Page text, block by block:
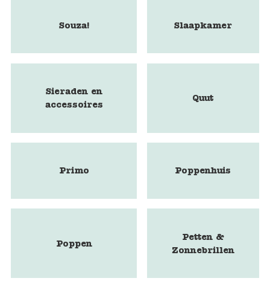
Souza! Slaapkamer
Sieraden en
accessoires
Quut
Primo Poppenhuis
Poppen
Petten &
Zonnebrillen